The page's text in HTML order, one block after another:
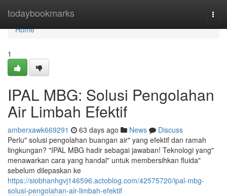
todaybookmarks
Home
Home
1
IPAL MBG: Solusi Pengolahan
Air Limbah Efektif
amberxawk669291 63 days ago News
Discuss
Perlu" solusi pengolahan buangan air" yang efektif dan ramah
lingkungan? "IPAL MBG hadir sebagai jawaban! Teknologi yang"
menawarkan cara yang handal" untuk membersihkan fluida"
sebelum dilepaskan ke
https://siobhanhgvj146596.actoblog.com/42575720/ipal-mbg-
solusi-pengolahan-air-limbah-efektif